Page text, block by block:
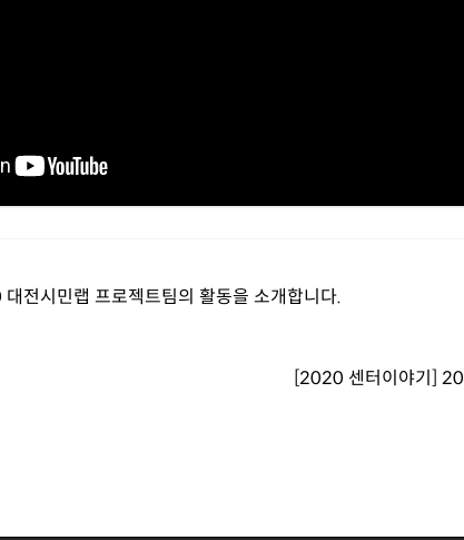
전시민랩 프로젝트팀의 활동을 소개합니다.
[2020 센터이야기]